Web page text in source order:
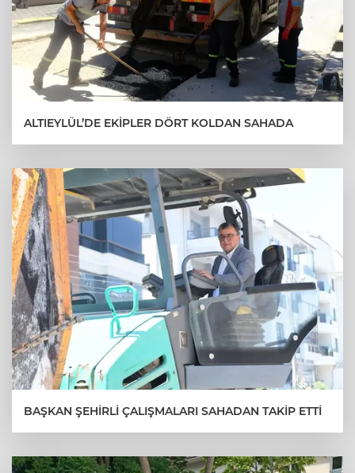
ALTIEYLÜL’DE EKİPLER DÖRT KOLDAN SAHADA
BAŞKAN ŞEHİRLİ ÇALIŞMALARI SAHADAN TAKİP ETTİ